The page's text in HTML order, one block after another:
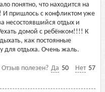
понятно, что находится на
пришлось с конфликтом уже
несостоявшийся отдых и
домой с ребёнком!!!! К
как постоянные
для отдыха. Очень жаль.
Отзыв полезен? Да 50 Нет 57